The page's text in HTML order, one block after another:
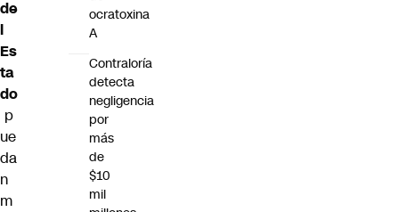
de
l
Es
ta
do
p
ue
da
n
m
ocratoxina
A
Contraloría
detecta
negligencia
por
más
de
$10
mil